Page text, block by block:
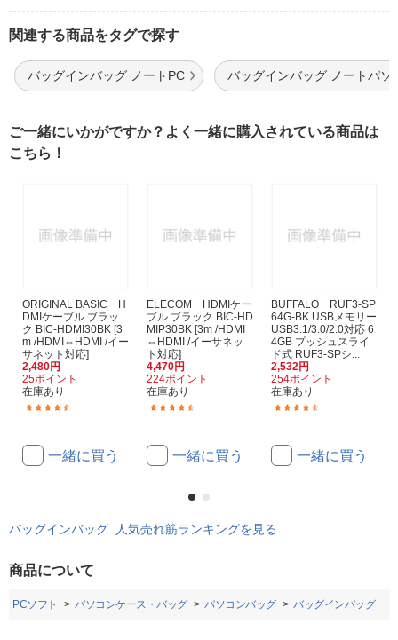
関連する商品をタグで探す
バッグインバッグ ノートPC バッグインバッグ ノートパソ
ご一緒にいかがですか？よく一緒に購入されている商品は
こちら！
ORIGINAL BASIC H
DMIケーブル ブラッ
ク BIC-HDMI30BK [3
m /HDMI⇔HDMI /イー
サネット対応]
2,480円
25ポイント
在庫あり
一緒に買う
ELECOM HDMIケー
ブル ブラック BIC-HD
MIP30BK [3m /HDMI
⇔HDMI /イーサネッ
ト対応]
4,470円
224ポイント
在庫あり
一緒に買う
BUFFALO RUF3-SP
64G-BK USBメモリー
USB3.1/3.0/2.0対応 6
4GB プッシュスライ
ド式 RUF3-SPシ...
2,532円
254ポイント
在庫あり
一緒に買う
バッグインバッグ 人気売れ筋ランキングを見る
商品について
PCソフト パソコンケース・バッグ パソコンバッグ バッグインバッグ